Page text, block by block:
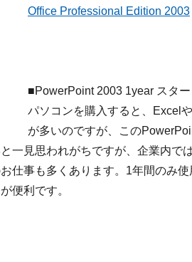
Office Professional Edition 2003
■PowerPoint 2003 1year スタ
パソコンを購入すると、Excel
が多いのですが、この
一見思われがちですが、企業内
お仕事も多くあります。1年間のみ
便利です。